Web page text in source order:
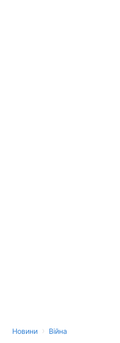
Новини › Війна